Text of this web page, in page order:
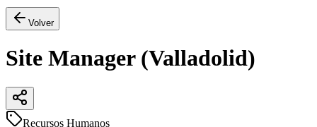
Volver
Site Manager (Valladolid)
Recursos Humanos